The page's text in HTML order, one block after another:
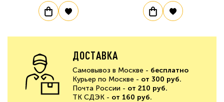
ДОСТАВКА
Самовывоз в Москве - бесплатно
Курьер по Москве - от 300 руб.
Почта России - от 210 руб.
ТК СДЭК - от 160 руб.